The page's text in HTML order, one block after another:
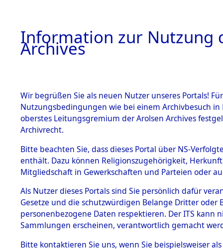
BESTÄNDE
1.
mente
5. Verschiedenes
5.3
Todesmärsche
5.3.1 Alliierte
Information zur Nutzung
Archives
Wir begrüßen Sie als neuen Nutzer unseres Portals!
Nutzungsbedingungen wie bei einem Archivbesuch
oberstes Leitungsgremium der Arolsen Archives
Archivrecht.
Bitte beachten Sie, dass dieses Portal über NS-
enthält. Dazu können Religionszugehörigkeit,
Mitgliedschaft in Gewerkschaften und Parteien oder
Als Nutzer dieses Portals sind Sie persönlich dafür
Gesetze und die schutzwürdigen Belange Dritter
personenbezogene Daten respektieren. Der ITS
Sammlungen erscheinen, verantwortlich gemacht
Bitte kontaktieren Sie uns, wenn Sie beispielsweiser